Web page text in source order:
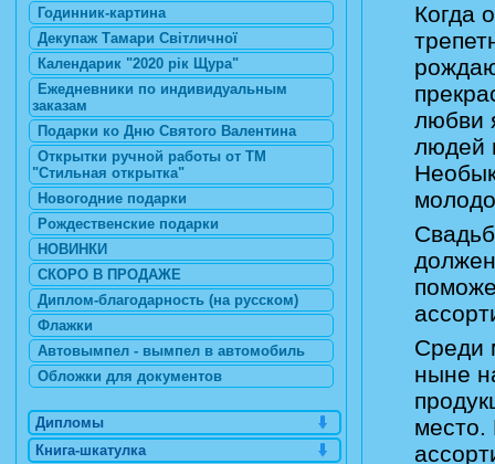
Когда
любви
людей
Среди
ныне
Годинник-картина
Декупаж Тамари Світличної
Календарик "2020 рік Щура"
Ежедневники по индивидуальным
заказам
Подарки ко Дню Святого Валентина
Открытки ручной работы от ТМ
"Стильная открытка"
Новогодние подарки
Рождественские подарки
НОВИНКИ
СКОРО В ПРОДАЖЕ
Диплом-благодарность (на русском)
Флажки
Автовымпел - вымпел в автомобиль
Обложки для документов
Дипломы
Книга-шкатулка